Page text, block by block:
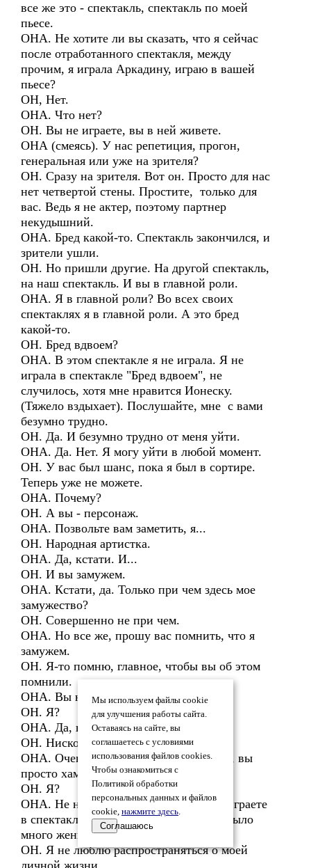
все же это - спектакль, спектакль по моей
пьесе.
ОНА. Не хотите ли вы сказать, что я сейчас
после отработанного спектакля, между
прочим, я играла Аркадину, играю в вашей
пьесе?
ОН, Нет.
ОНА. Что нет?
ОН. Вы не играете, вы в ней живете.
ОНА (смеясь). У нас репетиция, прогон,
генеральная или уже на зрителя?
ОН. Сразу на зрителя. Вот он. Просто для нас
нет четвертой стены. Простите, только для
вас. Ведь я не актер, поэтому партнер
некудышний.
ОНА. Бред какой-то. Спектакль закончился, и
зрители ушли.
ОН. Но пришли другие. На другой спектакль,
на наш спектакль. И вы в главной роли.
ОНА. Я в главной роли? Во всех своих
спектаклях я в главной роли. А это бред
какой-то.
ОН. Бред вдвоем?
ОНА. В этом спектакле я не играла. Я не
играла в спектакле "Бред вдвоем", не
случилось, хотя мне нравится Ионеску.
(Тяжело вздыхает). Послушайте, мне с вами
безумно трудно.
ОН. Да. И безумно трудно от меня уйти.
ОНА. Да. Нет. Я могу уйти в любой момент.
ОН. У вас был шанс, пока я был в сортире.
Теперь уже не можете.
ОНА. Почему?
ОН. А вы - персонаж.
ОНА. Позвольте вам заметить, я...
ОН. Народная артистка.
ОНА. Да, кстати. И...
ОН. И вы замужем.
ОНА. Кстати, да. Только при чем здесь мое
замужество?
ОН. Совершенно не при чем.
ОНА. Но все же, прошу вас помнить, что я
замужем.
ОН. Я-то помню, главное, чтобы вы об этом
помнили.
ОНА. Вы начинаете хамить.
ОН. Я?
ОНА. Да, вы.
ОН. Нисколько.
ОНА. Очень даже сколько. Мальчишка, вы
просто хам.
ОН. Я?
ОНА. Не надо претворяться. Если вы играете
в спектакле, будьте органичны. У вас было
много женщин?
ОН. Я не люблю распространяться о моей
личной жизни.
Мы используем файлы cookie
для улучшения работы сайта.
Оставаясь на сайте, вы
соглашаетесь с условиями
использования файлов cookies.
Чтобы ознакомиться с
Политикой обработки
персональных данных и файлов
cookie, нажмите здесь.
Соглашаюсь